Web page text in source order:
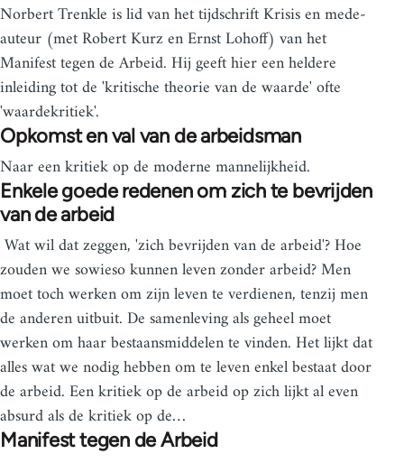
Norbert Trenkle is lid van het tijdschrift Krisis en mede-
auteur (met Robert Kurz en Ernst Lohoff) van het
Manifest tegen de Arbeid. Hij geeft hier een heldere
inleiding tot de 'kritische theorie van de waarde' ofte
'waardekritiek'.
Opkomst en val van de arbeidsman
Naar een kritiek op de moderne mannelijkheid.
Enkele goede redenen om zich te bevrijden
van de arbeid
Wat wil dat zeggen, 'zich bevrijden van de arbeid'? Hoe
zouden we sowieso kunnen leven zonder arbeid? Men
moet toch werken om zijn leven te verdienen, tenzij men
de anderen uitbuit. De samenleving als geheel moet
werken om haar bestaansmiddelen te vinden. Het lijkt dat
alles wat we nodig hebben om te leven enkel bestaat door
de arbeid. Een kritiek op de arbeid op zich lijkt al even
absurd als de kritiek op de…
Manifest tegen de Arbeid